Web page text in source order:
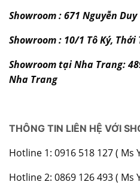
Showroom : 671 Nguyễn
Showroom : 10/1 Tô Ký, Thới
Showroom tại Nha Trang:
Nha Trang
THÔNG TIN LIÊN HỆ VỚI
Hotline 1: 0916 518 127 ( Ms
Hotline 2: 0869 126 493 ( Ms